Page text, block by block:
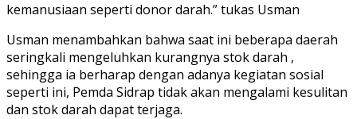
kemanusiaan seperti donor darah.” tukas Usman
Usman menambahkan bahwa saat ini beberapa daerah
seringkali mengeluhkan kurangnya stok darah ,
sehingga ia berharap dengan adanya kegiatan sosial
seperti ini, Pemda Sidrap tidak akan mengalami kesulitan
dan stok darah dapat terjaga.